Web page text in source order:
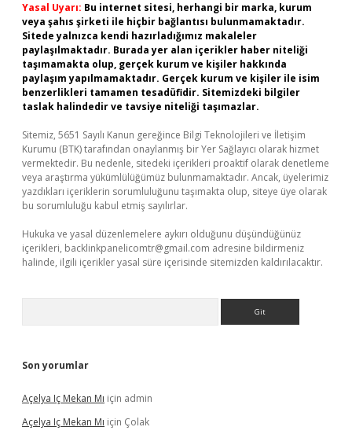
Yasal Uyarı: Bu internet sitesi, herhangi bir marka, kurum
veya şahıs şirketi ile hiçbir bağlantısı bulunmamaktadır.
Sitede yalnızca kendi hazırladığımız makaleler
paylaşılmaktadır. Burada yer alan içerikler haber niteliği
taşımamakta olup, gerçek kurum ve kişiler hakkında
paylaşım yapılmamaktadır. Gerçek kurum ve kişiler ile isim
benzerlikleri tamamen tesadüfidir. Sitemizdeki bilgiler
taslak halindedir ve tavsiye niteliği taşımazlar.
Sitemiz, 5651 Sayılı Kanun gereğince Bilgi Teknolojileri ve İletişim
Kurumu (BTK) tarafından onaylanmış bir Yer Sağlayıcı olarak hizmet
vermektedir. Bu nedenle, sitedeki içerikleri proaktif olarak denetleme
veya araştırma yükümlülüğümüz bulunmamaktadır. Ancak, üyelerimiz
yazdıkları içeriklerin sorumluluğunu taşımakta olup, siteye üye olarak
bu sorumluluğu kabul etmiş sayılırlar.
Hukuka ve yasal düzenlemelere aykırı olduğunu düşündüğünüz
içerikleri, backlinkpanelicomtr@gmail.com adresine bildirmeniz
halinde, ilgili içerikler yasal süre içerisinde sitemizden kaldırılacaktır.
Son yorumlar
Açelya Iç Mekan Mı için admin
Açelya Iç Mekan Mı için Çolak